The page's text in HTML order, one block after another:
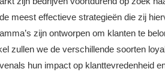
meest effectieve strategieën die zij
zijn ontworpen om klanten te
zullen we de verschillende soorten
hun impact op klanttevredenheid